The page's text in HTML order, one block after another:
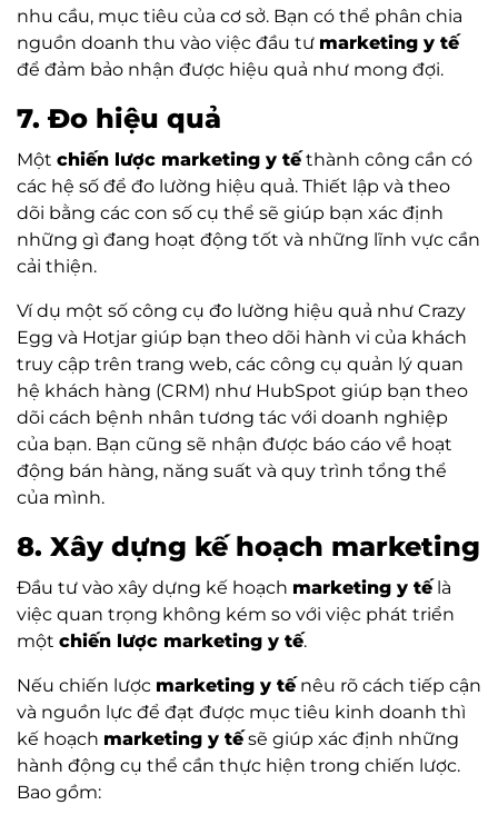
nhu cầu, mục tiêu của cơ sở. Bạn có thể phân chia
nguồn doanh thu vào việc đầu tư marketing y tế
để đảm bảo nhận được hiệu quả như mong đợi.
7. Đo hiệu quả
Một chiến lược marketing y tếthành công cần có
các hệ số để đo lường hiệu quả. Thiết lập và theo
dõi bằng các con số cụ thể sẽ giúp bạn xác định
những gì đang hoạt động tốt và những lĩnh vực cần
cải thiện.
Ví dụ một số công cụ đo lường hiệu quả như Crazy
Egg và Hotjar giúp bạn theo dõi hành vi của khách
truy cập trên trang web, các công cụ quản lý quan
hệ khách hàng (CRM) như HubSpot giúp bạn theo
dõi cách bệnh nhân tương tác với doanh nghiệp
của bạn. Bạn cũng sẽ nhận được báo cáo về hoạt
động bán hàng, năng suất và quy trình tổng thể
của mình.
8. Xây dựng kế hoạch marketing
Đầu tư vào xây dựng kế hoạch marketing y tếlà
việc quan trọng không kém so với việc phát triển
một chiến lược marketing y tế.
Nếu chiến lược marketing y tếnêu rõ cách tiếp cận
và nguồn lực để đạt được mục tiêu kinh doanh thì
kế hoạch marketing y tếsẽ giúp xác định những
hành động cụ thể cần thực hiện trong chiến lược.
Bao gồm: